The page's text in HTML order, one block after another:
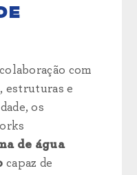
com
estruturas e
os
de água
capaz de